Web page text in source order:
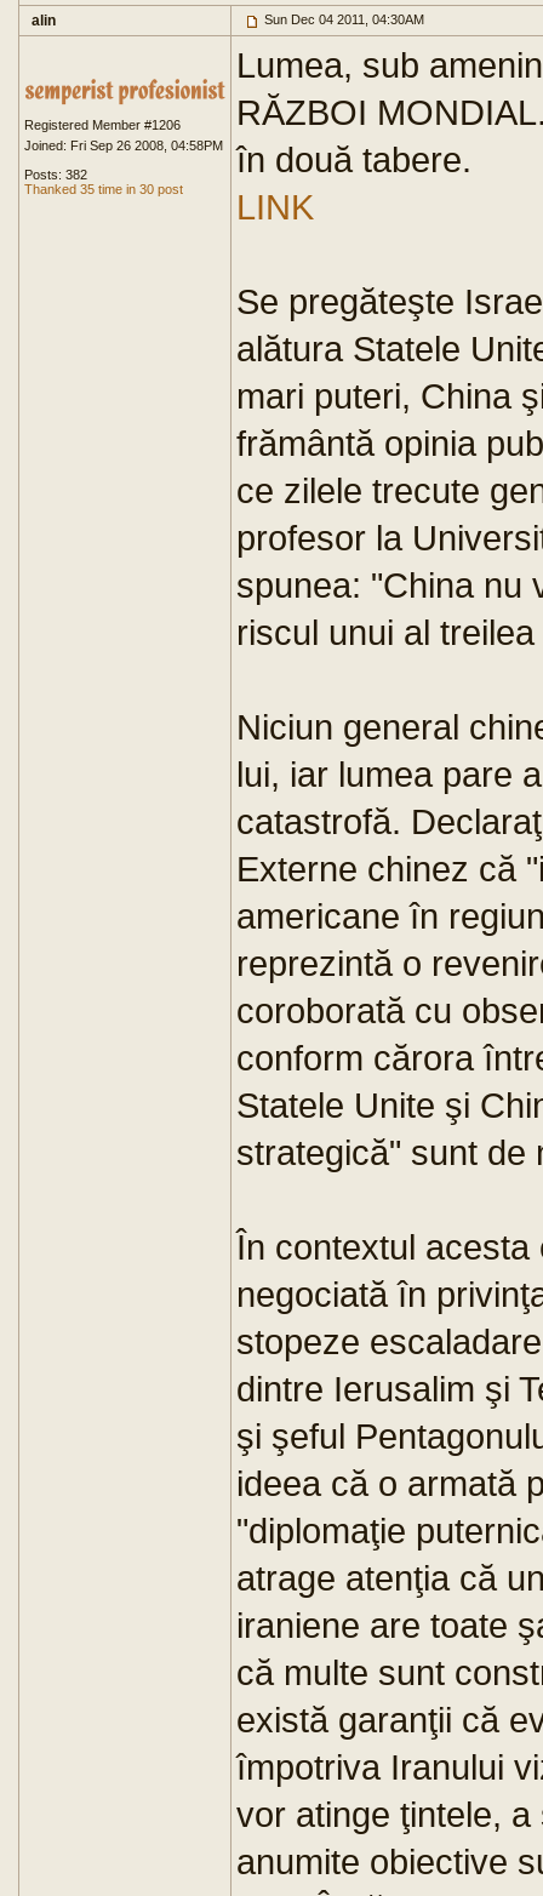
alin Sun Dec 04 2011, 04:30AM
Registered Member #1206
Joined: Fri Sep 26 2008, 04:58PM
Posts: 382
Thanked 35 time in 30 post
Lumea, sub
RĂZBOI
în două tabere.
LINK
Se pregăteşte
alătura Statele
mari puteri, China
frământă opinia
ce zilele trecute
profesor la
spunea: "China nu
riscul unui al
Niciun general
lui, iar lumea pare
catastrofă.
Externe chinez că
americane în
reprezintă o
coroborată cu
conform cărora
Statele Unite şi
strategică" sunt de
În contextul acesta
negociată în
stopeze
dintre Ierusalim şi
şi şeful
ideea că o armată
"diplomaţie
atrage atenţia că
iraniene are toate
că multe sunt
există garanţii că
împotriva Iranului
vor atinge ţintele,
anumite obiective